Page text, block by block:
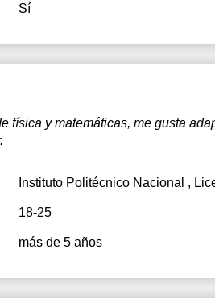
Sí
física y matemáticas, me gusta
Instituto Politécnico Nacional ,
18-25
más de 5 años